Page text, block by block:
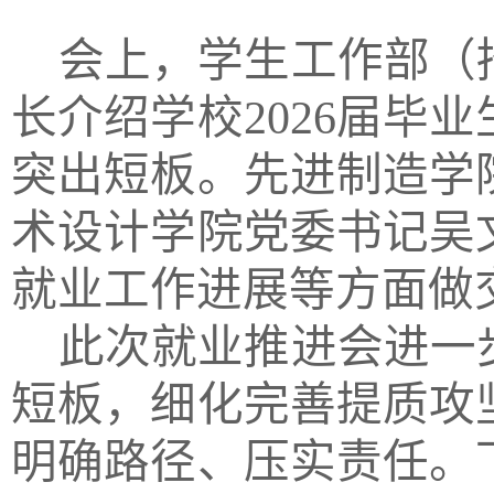
会上，学生工作部
长介绍学校2026届毕
突出短板。先进制造学
术设计学院党委书记
就业工作进展等方面做
此次就业推进会进一
短板，细化完善提质
明确路径、压实责任